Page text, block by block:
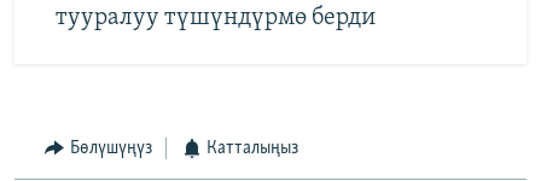
тууралуу түшүндүрмө берди
Бөлүшүңүз Катталыңыз